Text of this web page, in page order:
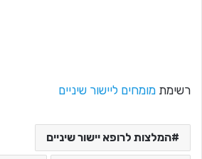
רשימת מומחים ליישור שיניים
המלצות לרופא יישור שיניים